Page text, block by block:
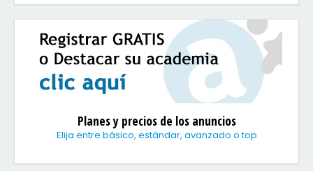
Planes y precios de los anuncios
Elija entre básico, estándar, avanzado o top